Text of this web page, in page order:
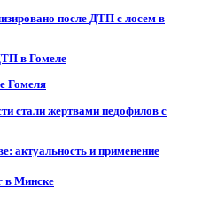
после ДТП с лосем в
в Гомеле
Гомеля
стали жертвами педофилов с
актуальность и применение
в Минске